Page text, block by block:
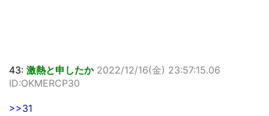
43: 激熱と申したか 2022/12/16(金) 23:57:15.06
ID:OKMERCP30
>>31